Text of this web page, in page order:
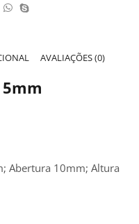
AVALIAÇÕES (0)
Abertura 10mm; Altura